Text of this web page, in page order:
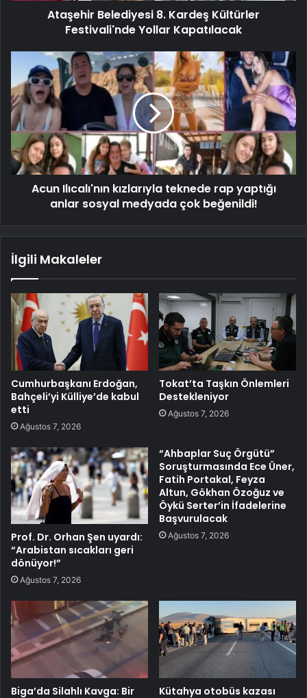
Ataşehir Belediyesi 8. Kardeş Kültürler
Festivali'nde Yollar Kapatılacak
Acun Ilıcalı'nın kızlarıyla teknede rap yaptığı
anlar sosyal medyada çok beğenildi!
İlgili Makaleler
Cumhurbaşkanı Erdoğan,
Bahçeli’yi Külliye’de kabul
etti
Ağustos 7, 2026
Tokat’ta Taşkın Önlemleri
Destekleniyor
Ağustos 7, 2026
Prof. Dr. Orhan Şen uyardı:
“Arabistan sıcakları geri
dönüyor!”
Ağustos 7, 2026
“Ahbaplar Suç Örgütü”
Soruşturmasında Ece Üner,
Fatih Portakal, Feyza
Altun, Gökhan Özoğuz ve
Öykü Serter’in İfadelerine
Başvurulacak
Ağustos 7, 2026
Biga’da Silahlı Kavga: Bir
Kütahya otobüs kazası